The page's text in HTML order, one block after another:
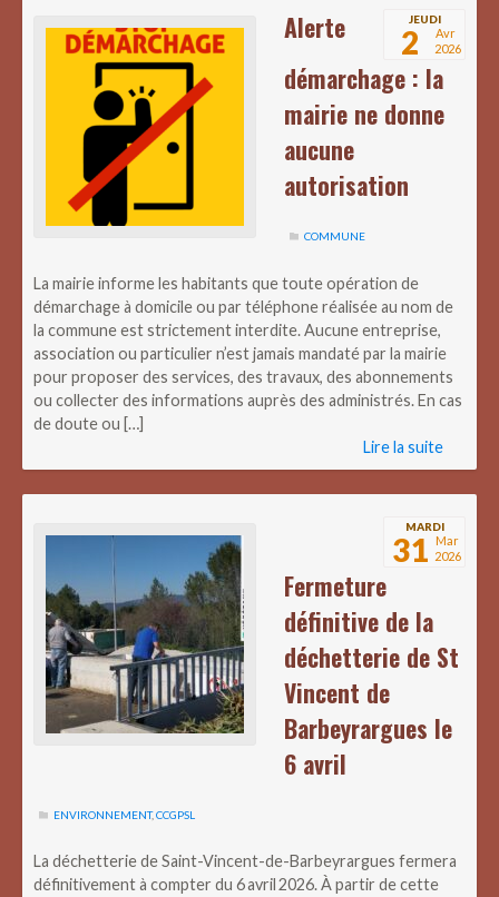
JEUDI
2
Avr
2026
Alerte
démarchage : la
mairie ne donne
aucune
autorisation
COMMUNE
La mairie informe les habitants que toute opération de
démarchage à domicile ou par téléphone réalisée au nom de
la commune est strictement interdite. Aucune entreprise,
association ou particulier n’est jamais mandaté par la mairie
pour proposer des services, des travaux, des abonnements
ou collecter des informations auprès des administrés. En cas
de doute ou […]
Lire la suite
MARDI
31 Mar
2026
Fermeture
définitive de la
déchetterie de St
Vincent de
Barbeyrargues le
6 avril
ENVIRONNEMENT,CCGPSL
La déchetterie de Saint-Vincent-de-Barbeyrargues fermera
définitivement à compter du 6 avril 2026. À partir de cette